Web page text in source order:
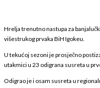
Hrelja trenutno nastupa za
višestrukog prvaka BiH Igokeu.
U tekućoj sezoni je prosječno
utakmici u 23 odigrana susreta u
Odigrao je i osam susreta u